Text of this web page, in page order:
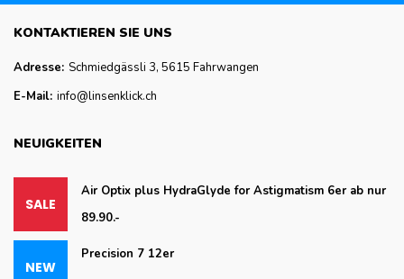
KONTAKTIEREN SIE UNS
Adresse: Schmiedgässli 3, 5615 Fahrwangen
E-Mail: info@linsenklick.ch
NEUIGKEITEN
Air Optix plus HydraGlyde for Astigmatism 6er ab nur
89.90.-
Precision 7 12er